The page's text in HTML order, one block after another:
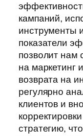
кампаний,
инструменты
показатели
позволит нам
на маркетинг
возврата на
регулярно
клиентов и
стратегию,